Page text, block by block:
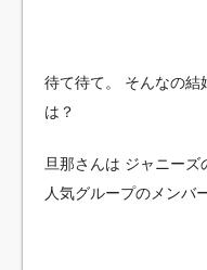
待て待て。
そんなの結
は？
旦那さんは ジャニーズ
人気グループのメンバ